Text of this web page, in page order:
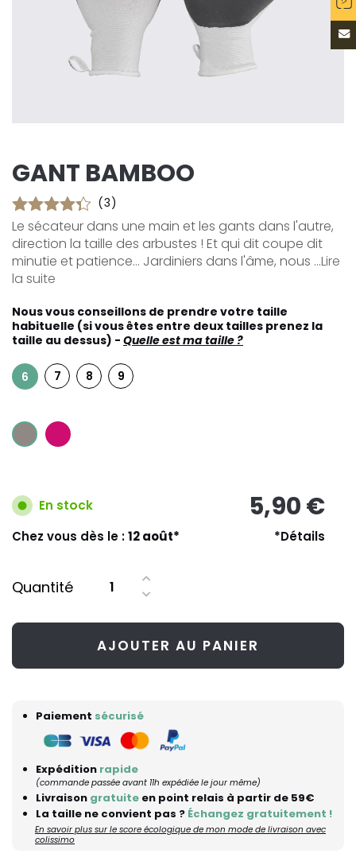
GANT BAMBOO
(3)
Le sécateur dans une main et les gants dans l'autre,
direction la taille des arbustes ! Et qui dit coupe dit
minutie et patience... Jardiniers dans l'âme, nous ...Lire
la suite
Nous vous conseillons de prendre votre taille
habituelle (si vous êtes entre deux tailles prenez la
taille au dessus) - Quelle est ma taille ?
6 7 8 9
En stock 5,90 €
Chez vous dès le :12 août* *Détails
Quantité
AJOUTER AU PANIER
Paiement sécurisé
Expédition rapide
(commande passée avant 11h expédiée le jour même)
Livraison gratuite en point relais à partir de 59€
La taille ne convient pas ? Échangez gratuitement !
En savoir plus sur le score écologique de mon mode de livraison avec
colissimo